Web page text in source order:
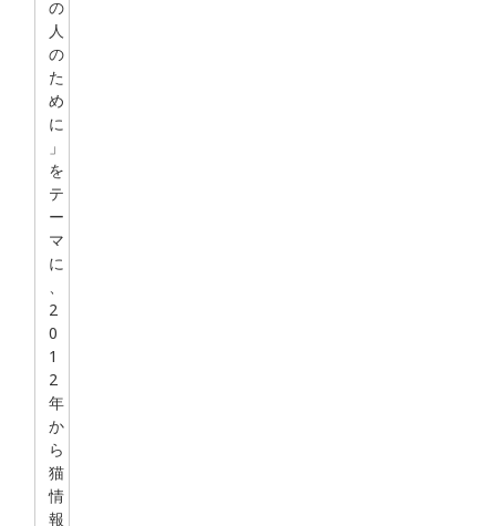
の
人
の
た
め
に
」
を
テ
ー
マ
に
、
2
0
1
2
年
か
ら
猫
情
報